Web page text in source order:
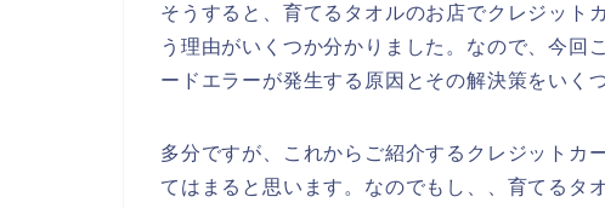
そうすると、育てるタオルのお店でクレジット
う理由がいくつか分かりました。なので、今回
ードエラーが発生する原因とその解決策をいく
多分ですが、これからご紹介するクレジットカ
てはまると思います。なのでもし、、育てるタ